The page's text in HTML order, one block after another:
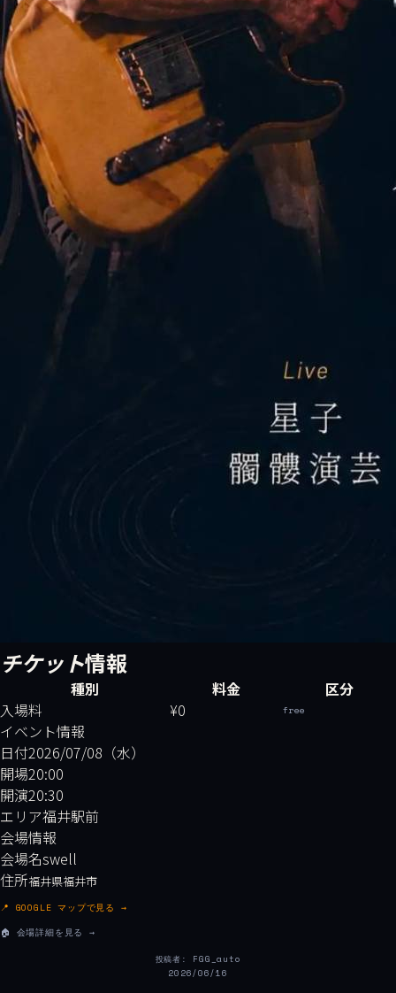
チケット情報
種別 料金
区分
入場料
¥0 free
イベント情報
日付2026/07/08（水）
開場20:00
開演20:30
エリア福井駅前
会場情報
会場名swell
住所福井県福井市
📍 GOOGLE マップで見る →
🏠 会場詳細を見る →
投稿者: FGG_auto
2026/06/16